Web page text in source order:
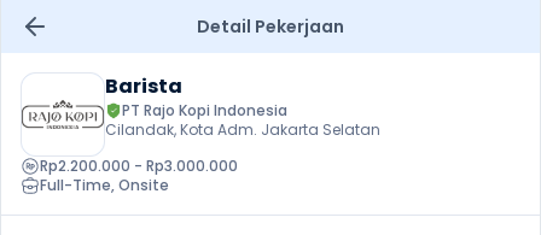
Detail Pekerjaan
Barista
PT Rajo Kopi Indonesia
Cilandak, Kota Adm. Jakarta Selatan
Rp2.200.000 - Rp3.000.000
Full-Time, Onsite